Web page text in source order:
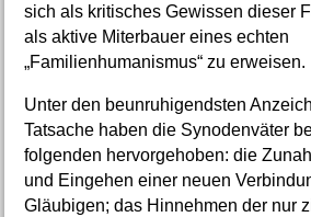
sich als kritisches Gewissen dieser
als aktive Miterbauer eines echten
„Familienhumanismus“ zu erweisen.
Unter den beunruhigendsten
Tatsache haben die Synodenväter
folgenden hervorgehoben: die
und Eingehen einer neuen
Gläubigen; das Hinnehmen der nur